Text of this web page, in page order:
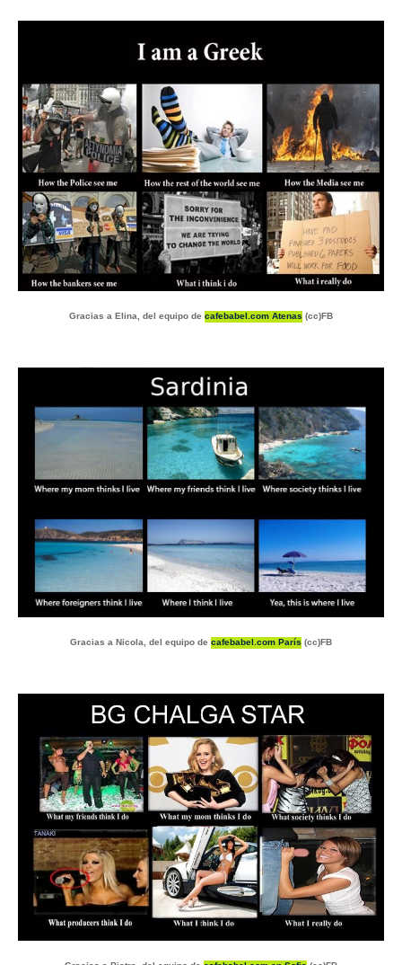
Gracias a Elina, del equipo de cafebabel.com Atenas (cc)FB
Gracias a Nicola, del equipo de cafebabel.com París (cc)FB